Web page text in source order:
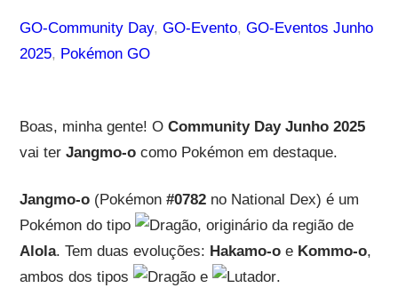
GO-Community Day, GO-Evento, GO-Eventos Junho
2025, Pokémon GO
Boas, minha gente! O Community Day Junho 2025
vai ter Jangmo-ocomo Pokémon em destaque.
Jangmo-o(Pokémon #0782no National Dex) é um
Pokémon do tipo
, originário da região de
Alola. Tem duas evoluções: Hakamo-oe Kommo-o,
ambos dos tipos
e .